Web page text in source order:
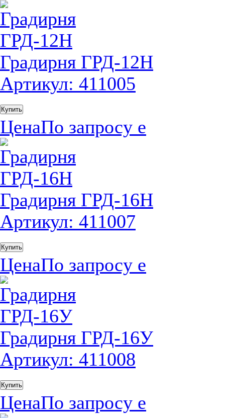
Градирня ГРД-12H
Артикул: 411005
Купить
ЦенаПо запросу е
Градирня ГРД-16Н
Артикул: 411007
Купить
ЦенаПо запросу е
Градирня ГРД-16У
Артикул: 411008
Купить
ЦенаПо запросу е